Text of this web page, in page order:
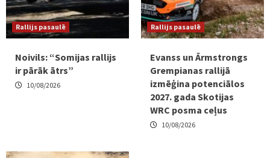
Rallijs pasaulē
Noivils: “Somijas rallijs
ir pārāk ātrs”
10/08/2026
Rallijs pasaulē
Evanss un Ārmstrongs
Grempianas rallijā
izmēģina potenciālos
2027. gada Skotijas
WRC posma ceļus
10/08/2026